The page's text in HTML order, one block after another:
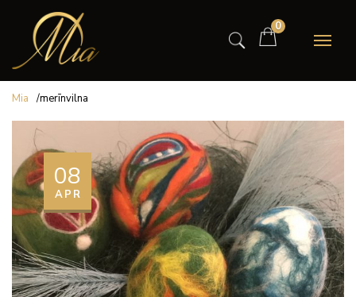
0
Mia /merīnvilna
08
APR